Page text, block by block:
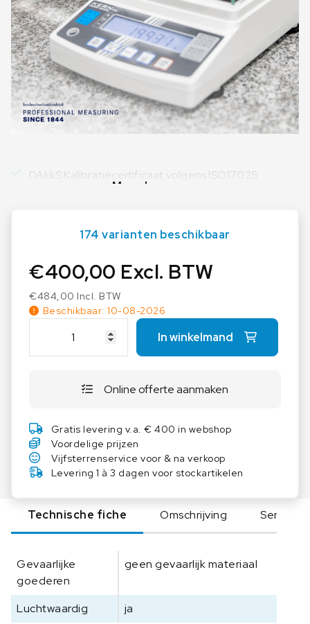
DAkkS Kalibratiecertificaat volgens ISO17025
Meer lezen
174 varianten beschikbaar
€400,00 Excl. BTW
€484,00 Incl. BTW
Beschikbaar: 10-08-2026
R
k
k
S
K
l
b
a
t
i
e
In winkelmand
Online offerte aanmaken
Gratis levering v.a. € 400 in webshop
Voordelige prijzen
Vijfsterrenservice voor & na verkoop
Levering 1 à 3 dagen voor stockartikelen
Technische fiche Omschrijving Serie
Gevaarlijke
goederen
geen gevaarlijk materiaal
Luchtwaardig ja